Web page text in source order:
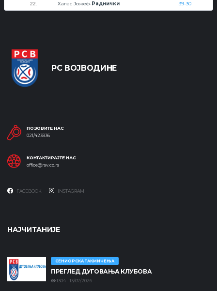
22. Халас Јожеф-Раднички 39-30
РС ВОЈВОДИНЕ
ПОЗОВИТЕ НАС
021/423936
КОНТАКТИРАЈТЕ НАС
office@rsv.co.rs
FACEBOOK INSTAGRAM
НАЈЧИТАНИЈЕ
СЕНИОРСКА ТАКМИЧЕЊА
ПРЕГЛЕД ДУГОВАЊА КЛУБОВА
1304 13/07/2026